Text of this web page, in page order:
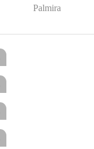
Palmira